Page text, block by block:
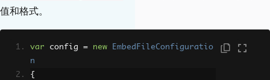
v1p0,
AFRelationship
= AFRelationship.Su
pplement
};
值和格式。
var config = new
EmbedFileConfiguratio
n
{